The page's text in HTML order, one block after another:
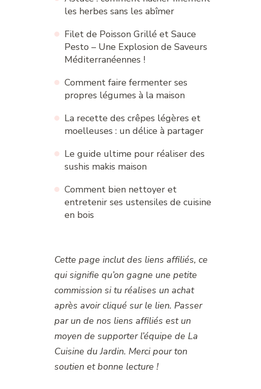
les herbes sans les abîmer
Filet de Poisson Grillé et Sauce
Pesto – Une Explosion de Saveurs
Méditerranéennes !
Comment faire fermenter ses
propres légumes à la maison
La recette des crêpes légères et
moelleuses : un délice à partager
Le guide ultime pour réaliser des
sushis makis maison
Comment bien nettoyer et
entretenir ses ustensiles de cuisine
en bois
Cette page inclut des liens affiliés, ce
qui signifie qu’on gagne une petite
commission si tu réalises un achat
après avoir cliqué sur le lien. Passer
par un de nos liens affiliés est un
moyen de supporter l’équipe de La
Cuisine du Jardin. Merci pour ton
soutien et bonne lecture !